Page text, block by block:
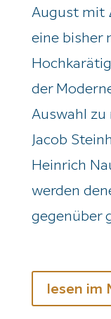
August mit
eine bisher
der
Auswahl zu
Jacob
Heinrich
werden
gegenüber
lesen im